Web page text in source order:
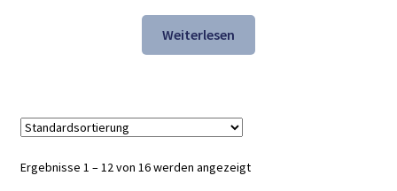
war:
127,99 €
ist:
97,98 €.
Weiterlesen
Ergebnisse 1 – 12 von 16 werden angezeigt